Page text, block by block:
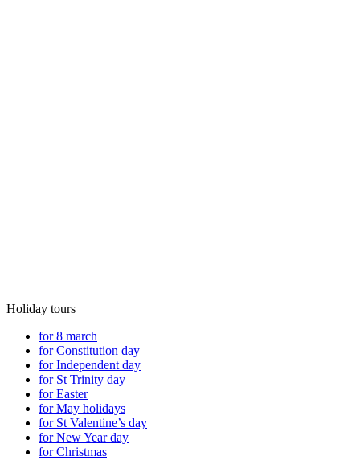
Holiday tours
for 8 march
for Constitution day
for Independent day
for St Trinity day
for Easter
for May holidays
for St Valentine’s day
for New Year day
for Christmas